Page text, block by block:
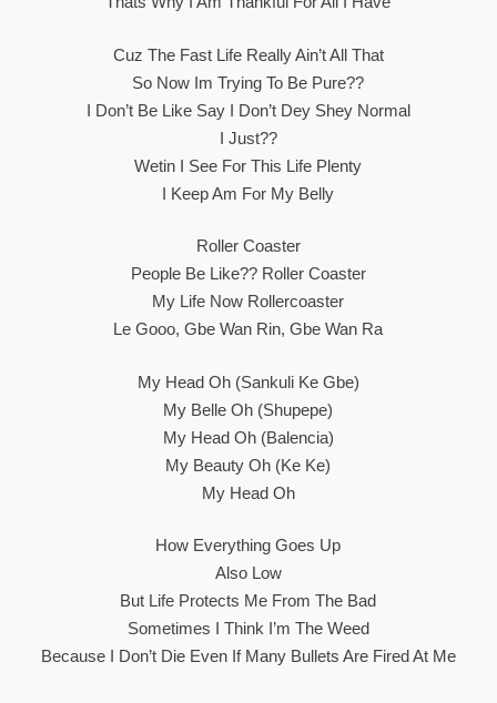
Cuz The Fast Life Really Ain’t All That
So Now Im Trying To Be Pure??
I Don’t Be Like Say I Don’t Dey Shey Normal
I Just??
Wetin I See For This Life Plenty
I Keep Am For My Belly
Roller Coaster
People Be Like?? Roller Coaster
My Life Now Rollercoaster
Le Gooo, Gbe Wan Rin, Gbe Wan Ra
My Head Oh (sankuli Ke Gbe)
My Belle Oh (Shupepe)
My Head Oh (Balencia)
My Beauty Oh (ke Ke)
My Head Oh
How Everything Goes Up
Also Low
But Life Protects Me From The Bad
Sometimes I Think I’m The Weed
Because I Don’t Die Even If Many Bullets Are Fired At Me